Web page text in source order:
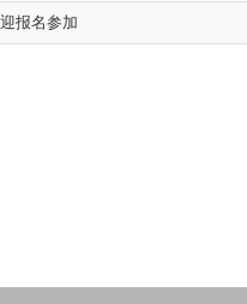
报名参加